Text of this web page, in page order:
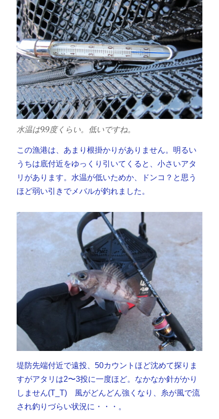
水温は9.9度くらい。低いですね。
この漁港は、あまり根掛かりがありません。明るい
うちは底付近をゆっくり引いてくると、小さいアタ
リがあります。水温が低いためか、ドンコ？と思う
ほど弱い引きでメバルが釣れました。
堤防先端付近で遠投、50カウントほど沈めて探りま
すがアタリは2〜3投に一度ほど。なかなか針がかり
しません(T_T) 風がどんどん強くなり、糸が風で流
され釣りづらい状況に・・・。